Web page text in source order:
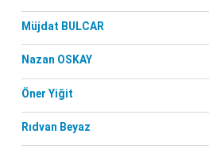
Müjdat BULCAR
Nazan OSKAY
Öner Yiğit
Rıdvan Beyaz